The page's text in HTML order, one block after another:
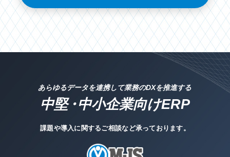
あらゆるデータを連携して業務のDXを推進する
中堅・中小企業向けERP
課題や導入に関するご相談など承っております。